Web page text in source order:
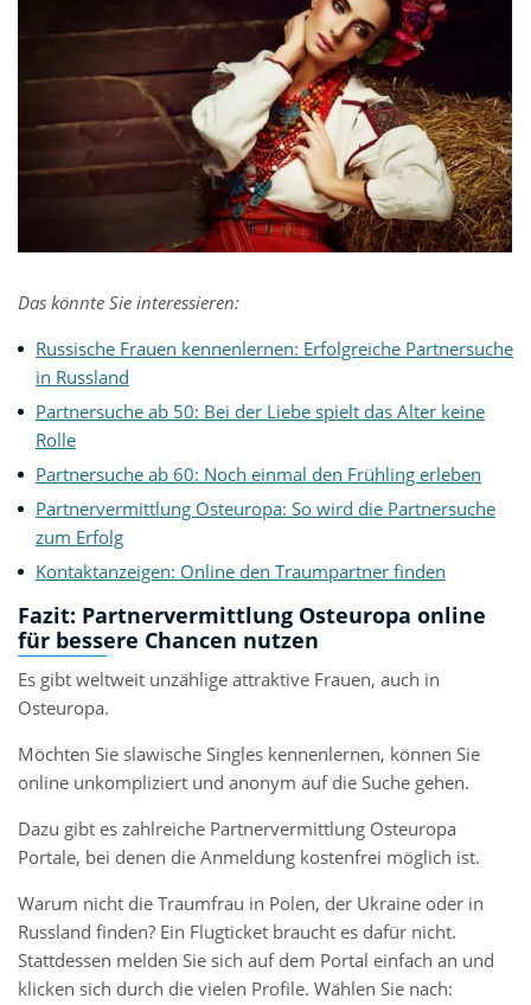
Das könnte Sie interessieren:
Russische Frauen kennenlernen: Erfolgreiche Partnersuche
in Russland
Partnersuche ab 50: Bei der Liebe spielt das Alter keine
Rolle
Partnersuche ab 60: Noch einmal den Frühling erleben
Partnervermittlung Osteuropa: So wird die Partnersuche
zum Erfolg
Kontaktanzeigen: Online den Traumpartner finden
Fazit: Partnervermittlung Osteuropa online
für bessere Chancen nutzen
Es gibt weltweit unzählige attraktive Frauen, auch in
Osteuropa.
Möchten Sie slawische Singles kennenlernen, können Sie
online unkompliziert und anonym auf die Suche gehen.
Dazu gibt es zahlreiche Partnervermittlung Osteuropa
Portale, bei denen die Anmeldung kostenfrei möglich ist.
Warum nicht die Traumfrau in Polen, der Ukraine oder in
Russland finden? Ein Flugticket braucht es dafür nicht.
Stattdessen melden Sie sich auf dem Portal einfach an und
klicken sich durch die vielen Profile. Wählen Sie nach: